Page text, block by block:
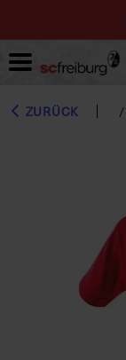
ZURÜCK /